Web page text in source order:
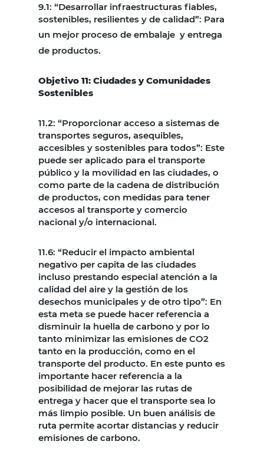
9.1: “Desarrollar infraestructuras fiables,
sostenibles, resilientes y de calidad”: Para
un mejor proceso de embalaje y entrega
de productos.
Objetivo 11: Ciudades y Comunidades
Sostenibles
11.2: “Proporcionar acceso a sistemas de
transportes seguros, asequibles,
accesibles y sostenibles para todos”: Este
puede ser aplicado para el transporte
público y la movilidad en las ciudades, o
como parte de la cadena de distribución
de productos, con medidas para tener
accesos al transporte y comercio
nacional y/o internacional.
11.6: “Reducir el impacto ambiental
negativo per capita de las ciudades
incluso prestando especial atención a la
calidad del aire y la gestión de los
desechos municipales y de otro tipo”: En
esta meta se puede hacer referencia a
disminuir la huella de carbono y por lo
tanto minimizar las emisiones de CO2
tanto en la producción, como en el
transporte del producto. En este punto es
importante hacer referencia a la
posibilidad de mejorar las rutas de
entrega y hacer que el transporte sea lo
más limpio posible. Un buen análisis de
ruta permite acortar distancias y reducir
emisiones de carbono.